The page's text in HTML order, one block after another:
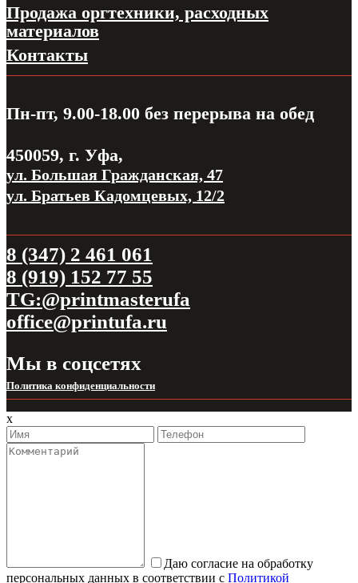
Продажа оргтехники, расходных
материалов
Контакты
Пн-пт, 9.00-18.00 без перерыва на обед
450059, г. Уфа,
ул. Большая Гражданская, 47
ул. Братьев Кадомцевых, 12/2
8 (347) 2 461 061
8 (919) 152 77 55
TG:@printmasterufa
office@printufa.ru
Мы в соцсетях
Политика конфиденциальности
x
Даю согласие на обработку
персональных данных в соответствии с Политикой